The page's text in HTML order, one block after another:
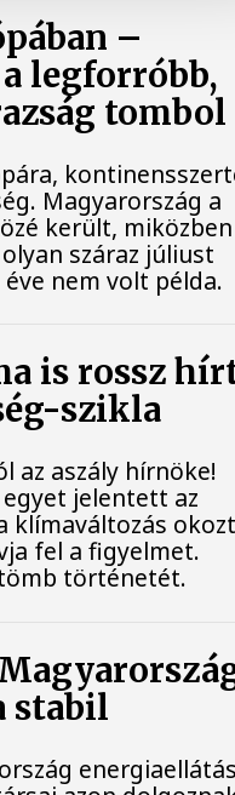
–
legforróbb,
tombol
Magyarország a
került,
száraz júliust
nem volt példa.
is rossz
szikla
az aszály hírnöke!
jelentett az
klímaváltozás
fel a figyelmet.
történetét.
stabil